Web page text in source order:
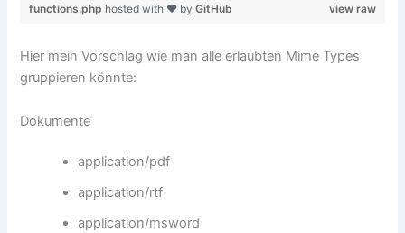
view raw
functions.php hosted with ❤ byGitHub
Hier mein Vorschlag wie man alle erlaubten Mime Types
gruppieren könnte:
Dokumente
application/pdf
application/rtf
application/msword